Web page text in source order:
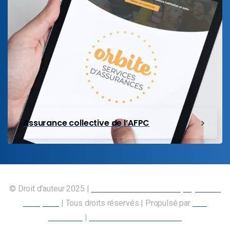
Assurance collective de l’AFPC
© Droit d’auteur 2025 |
| Tous droits réservés | Propulsé par
|